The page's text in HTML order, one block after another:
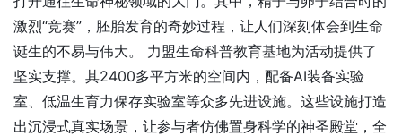
激烈“竞赛”，胚胎发育的奇妙过程，让人们深刻体会到生命
诞生的不易与伟大。 力盟生命科普教育基地为活动提供了
坚实支撑。其2400多平方米的空间内，配备AI装备实验
室、低温生育力保存实验室等众多先进设施。这些设施打造
出沉浸式真实场景，让参与者仿佛置身科学的神圣殿堂，全